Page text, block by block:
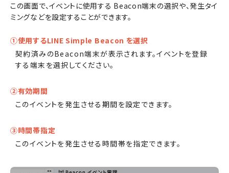
この画面で、イベントに使用する Beacon端末の選択や、発生タイ
ミングなどを設定することができます。
①使用するLINE Simple Beacon を選択
契約済みのBeacon端末が表示されます。イベントを登録
する端末を選択してください。
②有効期間
このイベントを発生させる期間を設定できます。
③時間帯指定
このイベントを発生させる時間帯を指定できます。